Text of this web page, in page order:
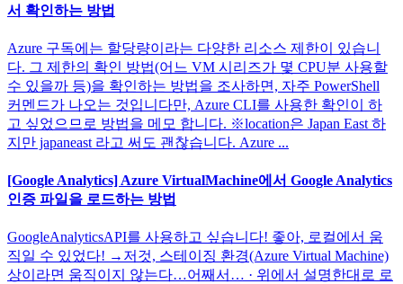
서 확인하는 방법
Azure 구독에는 할당량이라는 다양한 리소스 제한이 있습니
다. 그 제한의 확인 방법(어느 VM 시리즈가 몇 CPU분 사용할
수 있을까 등)을 확인하는 방법을 조사하면, 자주 PowerShell
커멘드가 나오는 것입니다만, Azure CLI를 사용한 확인이 하
고 싶었으므로 방법을 메모 합니다. ※location은 Japan East 하
지만 japaneast 라고 써도 괜찮습니다. Azure ...
[Google Analytics] Azure VirtualMachine에서 Google Analytics
인증 파일을 로드하는 방법
GoogleAnalyticsAPI를 사용하고 싶습니다! 좋아, 로컬에서 움
직일 수 있었다! →저것, 스테이징 환경(Azure Virtual Machine)
상이라면 움직이지 않는다…어째서… · 위에서 설명한대로 로